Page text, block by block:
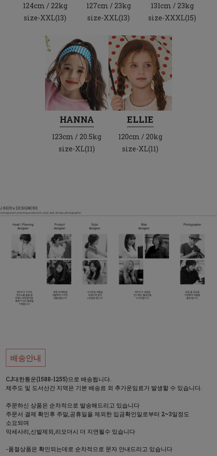
124cm / 22kg
size-XXL(13)
127cm / 23kg
size-XXL(13)
131cm / 23kg
size-XXXL(15)
HANNA
123cm / 20.5kg
size-XL(11)
ELLIE
120cm / 20kg
size-XL(11)
배송안내
CJ대한통운(1588-1255)으로 배송됩니다.
제주도 및 도서산간 지역은 기본 배송료 외 추가운임료가 발생할 수 있습니다.
주문하신 상품은 순차적으로 발송해드리고 있습니다
주문서 결제 확인후 주말,공휴일을 제외한 입금확인일로부터 2~3일정도
소요되며
악세사리,신발제외,리오더시 더 지연될수 있습니다
-품절상품은 확인되는데로 순차적으로 문자 안내드리고 있습니다